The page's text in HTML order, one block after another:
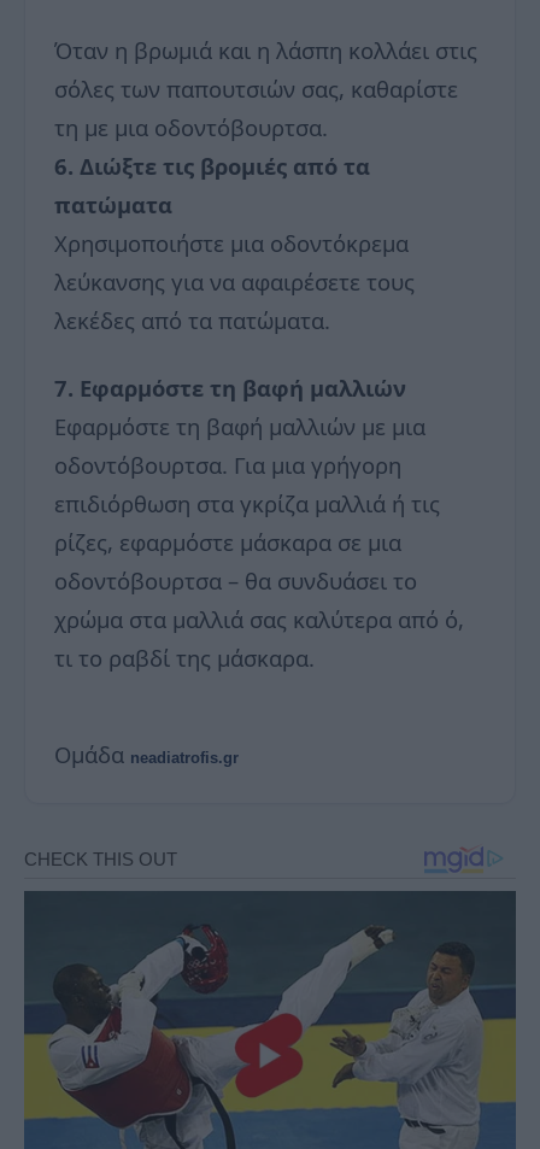
Όταν η βρωμιά και η λάσπη κολλάει στις
σόλες των παπουτσιών σας, καθαρίστε
τη με μια οδοντόβουρτσα.
6. Διώξτε τις βρομιές από τα
πατώματα
Χρησιμοποιήστε μια οδοντόκρεμα
λεύκανσης για να αφαιρέσετε τους
λεκέδες από τα πατώματα.
7. Εφαρμόστε τη βαφή μαλλιών
Εφαρμόστε τη βαφή μαλλιών με μια
οδοντόβουρτσα. Για μια γρήγορη
επιδιόρθωση στα γκρίζα μαλλιά ή τις
ρίζες, εφαρμόστε μάσκαρα σε μια
οδοντόβουρτσα – θα συνδυάσει το
χρώμα στα μαλλιά σας καλύτερα από ό,
τι το ραβδί της μάσκαρα.
Ομάδα neadiatrofis.gr